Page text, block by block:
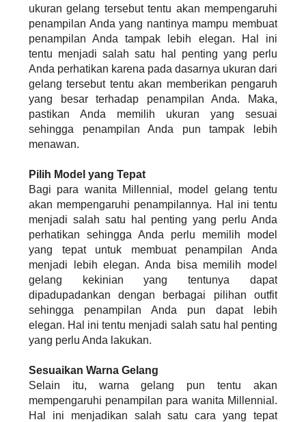
ukuran gelang tersebut tentu akan mempengaruhi
penampilan Anda yang nantinya mampu membuat
penampilan Anda tampak lebih elegan. Hal ini
tentu menjadi salah satu hal penting yang perlu
Anda perhatikan karena pada dasarnya ukuran dari
gelang tersebut tentu akan memberikan pengaruh
yang besar terhadap penampilan Anda. Maka,
pastikan Anda memilih ukuran yang sesuai
sehingga penampilan Anda pun tampak lebih
menawan.
Pilih Model yang Tepat
Bagi para wanita Millennial, model gelang tentu
akan mempengaruhi penampilannya. Hal ini tentu
menjadi salah satu hal penting yang perlu Anda
perhatikan sehingga Anda perlu memilih model
yang tepat untuk membuat penampilan Anda
menjadi lebih elegan. Anda bisa memilih model
gelang kekinian yang tentunya dapat
dipadupadankan dengan berbagai pilihan outfit
sehingga penampilan Anda pun dapat lebih
elegan. Hal ini tentu menjadi salah satu hal penting
yang perlu Anda lakukan.
Sesuaikan Warna Gelang
Selain itu, warna gelang pun tentu akan
mempengaruhi penampilan para wanita Millennial.
Hal ini menjadikan salah satu cara yang tepat